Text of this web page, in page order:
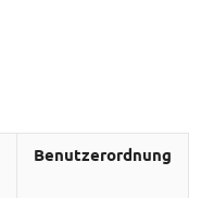
Benutzerordnung